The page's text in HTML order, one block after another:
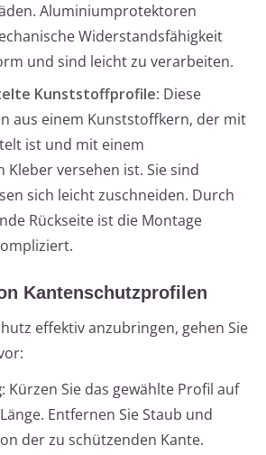
Aluminiumprotektoren
Widerstandsfähigkeit
und sind leicht zu verarbeiten.
Kunststoffprofile: Diese
aus einem Kunststoffkern, der mit
ist und mit einem
Kleber versehen ist. Sie sind
sich leicht zuschneiden. Durch
Rückseite ist die Montage
Kantenschutzprofilen
effektiv anzubringen, gehen Sie
: Kürzen Sie das gewählte Profil auf
Entfernen Sie Staub und
der zu schützenden Kante.